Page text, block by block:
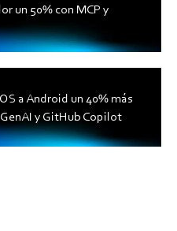
un 50% con MCP y
a Android un 40% más
y GitHub Copilot